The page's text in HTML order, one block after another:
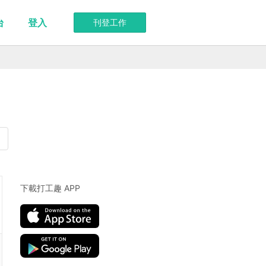
刊登工作
登入
下載打工趣 APP